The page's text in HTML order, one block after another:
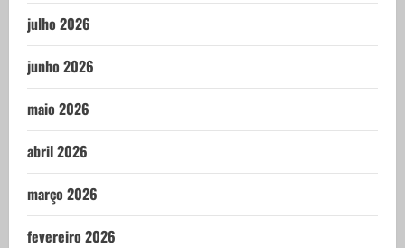
julho 2026
junho 2026
maio 2026
abril 2026
março 2026
fevereiro 2026